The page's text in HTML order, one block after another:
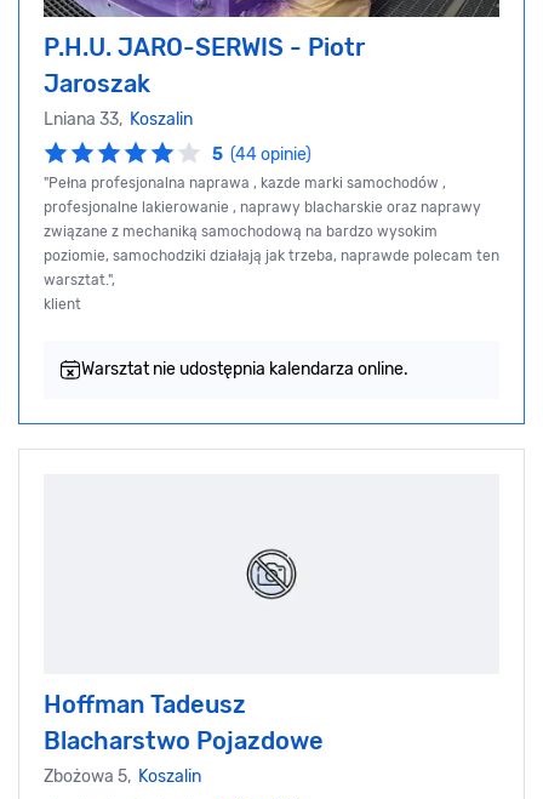
P.H.U. JARO-SERWIS - Piotr
Jaroszak
Lniana 33, Koszalin
5 (44 opinie)
"Pełna profesjonalna naprawa , kazde marki samochodów ,
profesjonalne lakierowanie , naprawy blacharskie oraz naprawy
związane z mechaniką samochodową na bardzo wysokim
poziomie, samochodziki działają jak trzeba, naprawde polecam ten
warsztat.",
klient
Warsztat nie udostępnia kalendarza online.
Hoffman Tadeusz
Blacharstwo Pojazdowe
Zbożowa 5, Koszalin